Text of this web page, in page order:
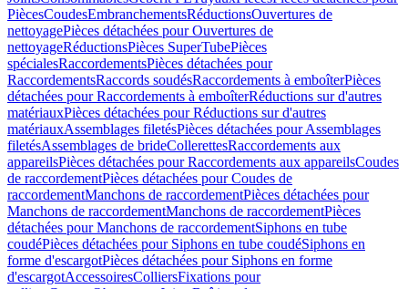
PiècesCoudesEmbranchementsRéductionsOuvertures de
nettoyagePièces détachées pour Ouvertures de
nettoyageRéductionsPièces SuperTubePièces
spécialesRaccordementsPièces détachées pour
RaccordementsRaccords soudésRaccordements à emboîterPièces
détachées pour Raccordements à emboîterRéductions sur d'autres
matériauxPièces détachées pour Réductions sur d'autres
matériauxAssemblages filetésPièces détachées pour Assemblages
filetésAssemblages de brideCollerettesRaccordements aux
appareilsPièces détachées pour Raccordements aux appareilsCoudes
de raccordementPièces détachées pour Coudes de
raccordementManchons de raccordementPièces détachées pour
Manchons de raccordementManchons de raccordementPièces
détachées pour Manchons de raccordementSiphons en tube
coudéPièces détachées pour Siphons en tube coudéSiphons en
forme d'escargotPièces détachées pour Siphons en forme
d'escargotAccessoiresColliersFixations pour